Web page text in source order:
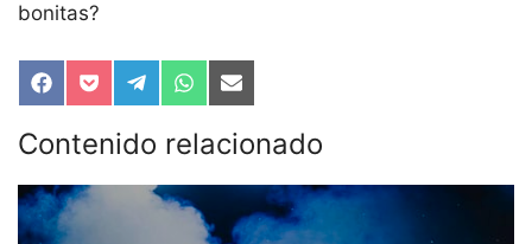
bonitas?
Compartir
en
Facebook
Compartir
en
Pocket
Compartir
en
Telegram
Compartir
en
WhatsApp
Compartir
en
Email
Contenido relacionado